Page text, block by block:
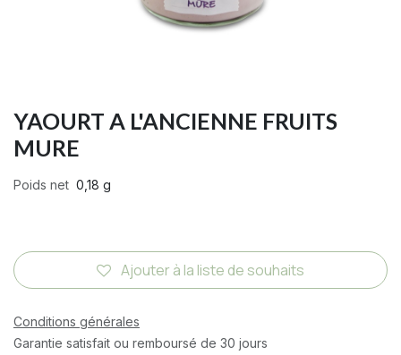
YAOURT A L'ANCIENNE FRUITS
MURE
Poids net 0,18 g
Ajouter à la liste de souhaits
Conditions générales
Garantie satisfait ou remboursé de 30 jours